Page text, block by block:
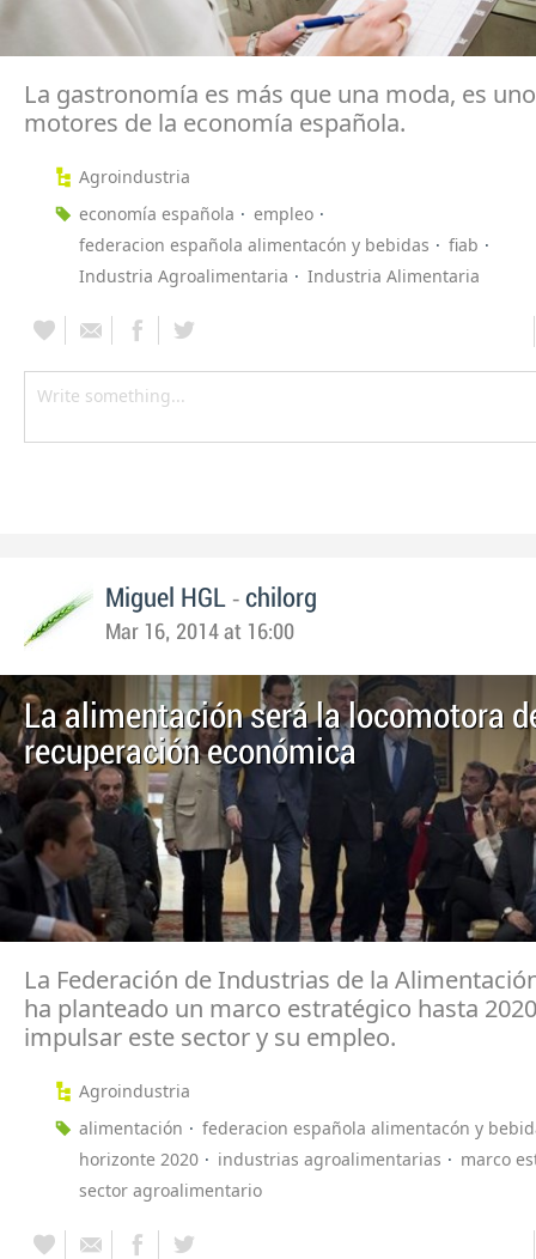
La gastronomía es más que una moda, es
motores de la economía española.
Agroindustria
economía española
empleo
federacion española alimentacón y bebidas
fiab
Industria Agroalimentaria
Industria Alimentaria
Miguel HGL - chilorg
Mar 16, 2014 at 16:00
La alimentación será la locomotora
recuperación económica
La Federación de Industrias de la
ha planteado un marco estratégico hasta
impulsar este sector y su empleo.
Agroindustria
alimentación
federacion española alimentacón y
horizonte 2020
industrias agroalimentarias
marco
sector agroalimentario